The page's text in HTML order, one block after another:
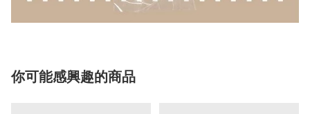
你可能感興趣的商品